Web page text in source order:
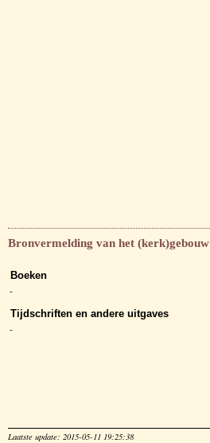
Bronvermelding van het (kerk)gebouw
Boeken
-
Tijdschriften en andere uitgaves
-
Laatste update: 2015-05-11 19:25:38